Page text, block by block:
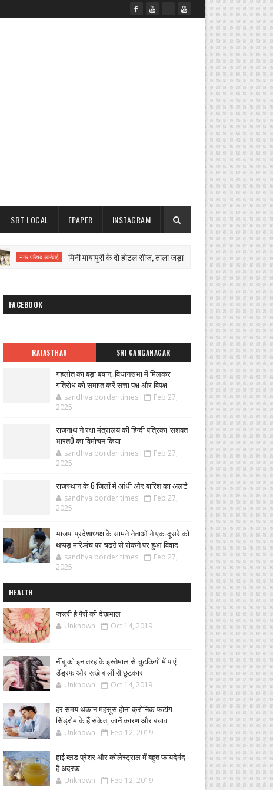
SBT LOCAL EPAPER INSTAGRAM
नगर परिषद कार्रवाई मिनी मायापुरी के दो होटल सीज, ताला जड़ा एफडी गबन मैनेजर
FACEBOOK
RAJASTHAN SRI GANGANAGAR
गहलोत का बड़ा बयान, विधानसभा में मिलकर
गतिरोध को समाप्त करें सत्ता पक्ष और विपक्ष
sandhya border times
Feb 27,
2025
राजनाथ ने रक्षा मंत्रालय की हिन्दी पत्रिका 'सशक्त
भारतÓ का विमोचन किया
sandhya border times
Feb 27,
2025
राजस्थान के 6 जिलों में आंधी और बारिश का अलर्ट
sandhya border times
Feb 27,
2025
भाजपा प्रदेशाध्यक्ष के सामने नेताओं ने एक-दूसरे को
थप्पड़ मारे:मंच पर चढऩे से रोकने पर हुआ विवाद
sandhya border times
Feb 27,
2025
HEALTH
जरूरी है पैरों की देखभाल
Unknown Oct 14, 2019
नींबू को इन तरह के इस्तेमाल से चुटकियों में पाएं
डैंड्रफ और रूखे बालों से छुटकारा
Unknown Oct 14, 2019
हर समय थकान महसूस होना क्रोनिक फटीग
सिंड्रोम के हैं संकेत, जानें कारण और बचाव
Unknown Feb 12, 2019
हाई ब्लड प्रेशर और कोलेस्ट्राल में बहुत फायदेमंद
है अदरक
Unknown Feb 12, 2019